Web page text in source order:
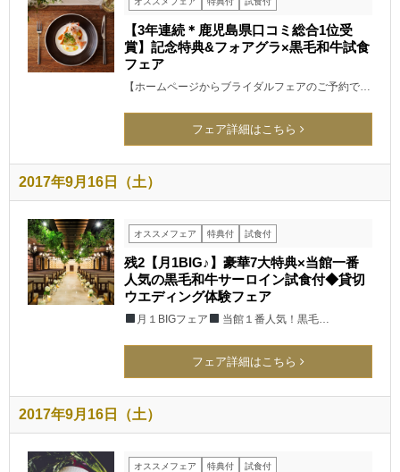
【3年連続＊鹿児島県口コミ総合1位受
賞】記念特典&フォアグラ×黒毛和牛試食
フェア
【ホームページからブライダルフェアのご予約で…
フェア詳細はこちら
2017年9月16日（土）
オススメフェア 特典付 試食付
残2【月1BIG♪】豪華7大特典×当館一番
人気の黒毛和牛サーロイン試食付◆貸切
ウエディング体験フェア
月１BIGフェア 当館１番人気！黒毛…
フェア詳細はこちら
2017年9月16日（土）
オススメフェア 特典付 試食付